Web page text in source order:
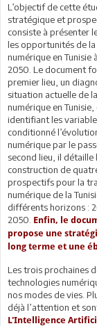
L’objectif de cette
stratégique et
consiste à présenter
les opportunités de
numérique en Tunisie
2050. Le document
premier lieu, un
situation actuelle de
numérique en Tunisie,
identifiant les
conditionné
numérique par le
second lieu, il détaille
construction de
prospectifs pour la
numérique de la
différents horizons :
2050. Enfin, le
propose une
long terme et une
Les trois prochaines
technologies
nos modes de vies.
déjà l’attention et
L'Intelligence